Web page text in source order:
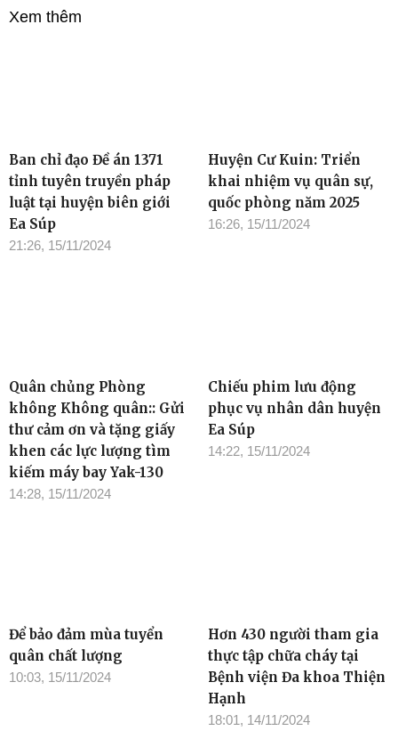
Xem thêm
Ban chỉ đạo Đề án 1371
tỉnh tuyên truyền pháp
luật tại huyện biên giới
Ea Súp
21:26, 15/11/2024
Huyện Cư Kuin: Triển
khai nhiệm vụ quân sự,
quốc phòng năm 2025
16:26, 15/11/2024
Quân chủng Phòng
không Không quân:: Gửi
thư cảm ơn và tặng giấy
khen các lực lượng tìm
kiếm máy bay Yak-130
14:28, 15/11/2024
Chiếu phim lưu động
phục vụ nhân dân huyện
Ea Súp
14:22, 15/11/2024
Để bảo đảm mùa tuyển
quân chất lượng
10:03, 15/11/2024
Hơn 430 người tham gia
thực tập chữa cháy tại
Bệnh viện Đa khoa Thiện
Hạnh
18:01, 14/11/2024